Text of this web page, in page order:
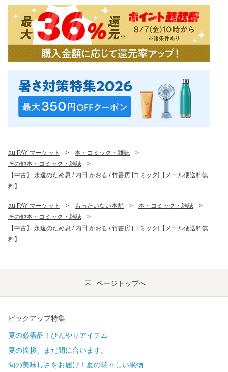
au PAY マーケット > 本・コミック・雑誌
>
その他本・コミック・雑誌
>
【中古】 永遠のため息 / 内田 かおる / 竹書房 [コミック]【メール便送料無
料】
au PAY マーケット > もったいない本舗 > 本・コミック・雑誌
>
その他本・コミック・雑誌
>
【中古】 永遠のため息 / 内田 かおる / 竹書房 [コミック]【メール便送料無
料】
ページトップへ
ピックアップ特集
夏の必需品！ひんやりアイテム
夏の挨拶、まだ間に合います。
旬の美味しさをお届け！夏の瑞々しい果物